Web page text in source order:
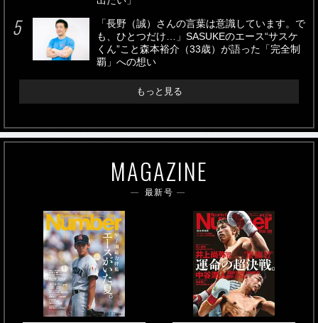
「長野（誠）さんの言葉は意識しています。で
も、ひとつだけ…」SASUKEのエース“サスケ
くん”こと森本裕介（33歳）が語った「完全制
覇」への想い
もっと見る
MAGAZINE
最新号